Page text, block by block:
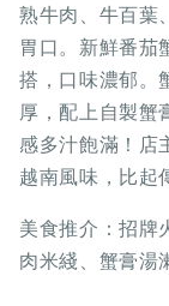
熟牛肉、牛百葉
胃口。新鮮番茄
搭，口味濃郁。
厚，配上自製蟹
感多汁飽滿！店
越南風味，比起
美食推介：招牌
肉米綫、蟹膏湯